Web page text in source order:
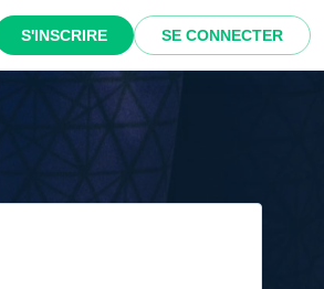
S'INSCRIRE SE CONNECTER